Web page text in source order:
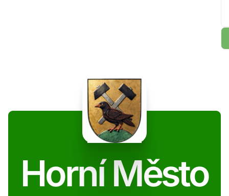
Horní Město